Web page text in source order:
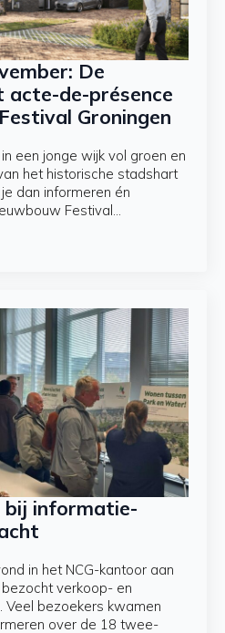
De
acte-de-présence
Groningen
een jonge wijk vol groen en
het historische stadshart
dan informeren én
Festival…
bij informatie-
in het NCG-kantoor aan
verkoop- en
bezoekers kwamen
over de 18 twee-